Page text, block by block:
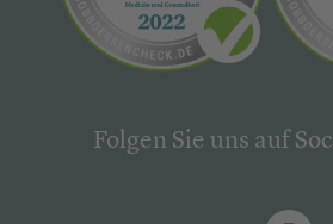
Folgen Sie uns auf